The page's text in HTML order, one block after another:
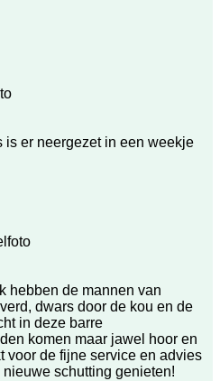
is er neergezet in een weekje
hebben de mannen van
dwars door de kou en de
in deze barre
komen maar jawel hoor en
voor de fijne service en advies
schutting genieten!